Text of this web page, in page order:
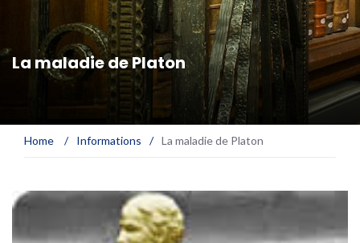
La maladie de Platon
Home / Informations / La maladie de Platon